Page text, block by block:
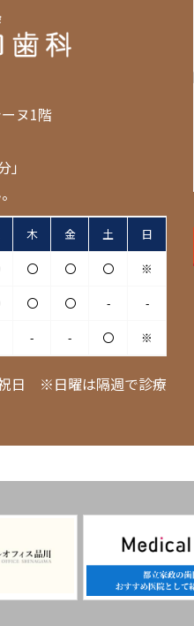
ヌ1階
木 金 土 日
〇 〇 〇 ※
〇 〇 - -
- - 〇 ※
日 ※日曜は隔週で診療